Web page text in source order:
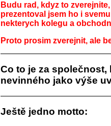
Budu rad, kdyz to
prezentoval jsem ho i
nekterych kolegu a
Proto prosim zverejnit, ale
Co to je za
nevinného jako výše
Ještě jedno motto: